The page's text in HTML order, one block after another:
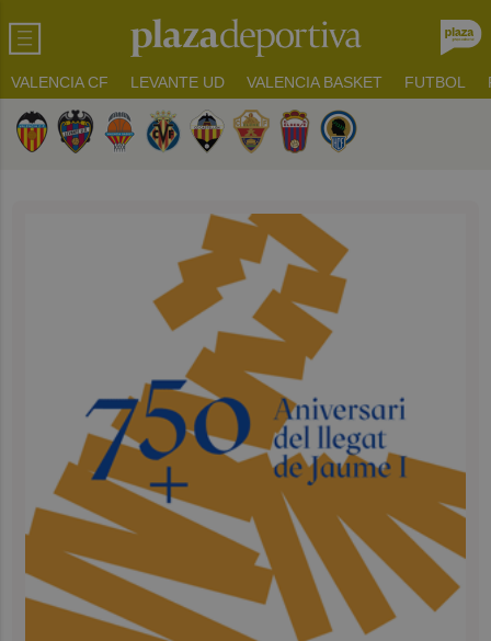
VALENCIA CF LEVANTE UD VALENCIA BASKET FUTBOL